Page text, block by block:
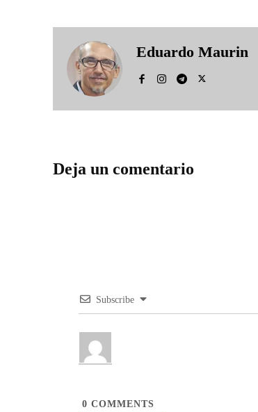
Eduardo Maurin
Deja un comentario
Subscribe
0 COMMENTS